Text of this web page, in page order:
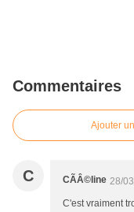
Commentaires
Ajouter
C CÃÂ©line 28/
C'est vraiment